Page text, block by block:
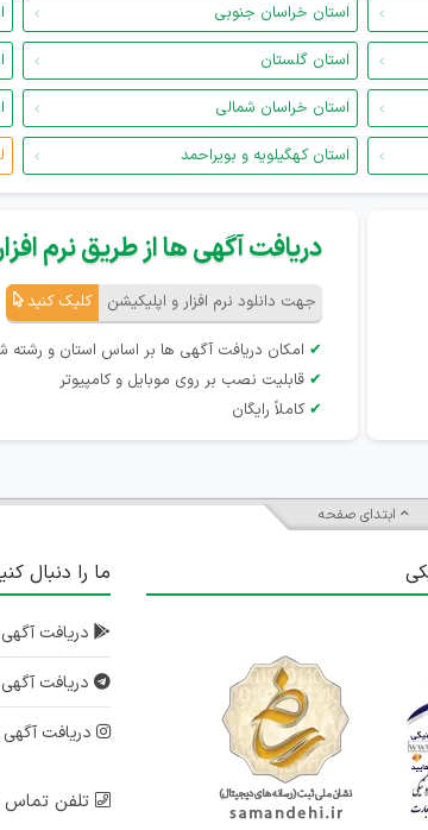
استان خراسان جنوبی
استان گلستان
استان خراسان شمالی
استان کهگیلویه و بویراحمد
دریافت آگهی ها از طریق نرم
جهت دانلود نرم افزار و اپلیکیشن کلیک کنید
✔ امکان دریافت آگهی ها بر اساس استان و رشته
✔ قابلیت نصب بر روی موبایل و کامپیوتر
✔ کاملاً رایگان
ابتدای صفحه
ما را دنبال
دریافت آگهی
دریافت آگهی
دریافت آگهی
تلفن تماس